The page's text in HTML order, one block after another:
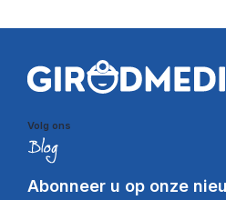
Volg ons
Abonneer u op onze